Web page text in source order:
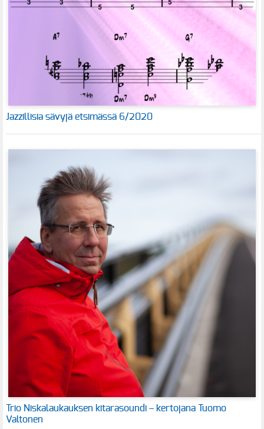
Jazzillisia sävyjä etsimässä 6/2020
Trio Niskalaukauksen kitarasoundi – kertojana Tuomo
Valtonen